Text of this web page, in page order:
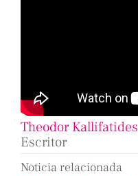
Theodor Kallifatides
Escritor
Noticia relacionada